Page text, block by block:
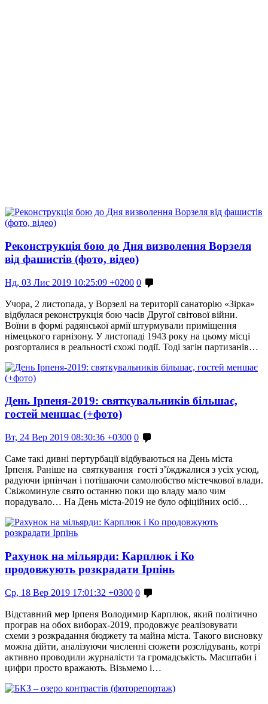
Реконструкція бою до Дня визволення Ворзеля
від фашистів (фото, відео)
Нд, 03 Лис 2019 10:25:09 +0200 0
Учора, 2 листопада, у Ворзелі на території санаторію «Зірка»
відбулася реконструкція бою часів Другої світової війни.
Воїни в формі радянської армії штурмували приміщення
німецького гарнізону. У листопаді 1943 року на цьому місці
розгорталися в реальності схожі події. Тоді загін партизанів…
День Ірпеня-2019: святкувальників більшає,
гостей меншає (+фото)
Вт, 24 Вер 2019 08:30:36 +0300 0
Саме такі дивні пертурбації відбуваються на День міста
Ірпеня. Раніше на святкування гості з’їжджалися з усіх усюд,
радуючи ірпінчан і потішаючи самолюбство містечкової влади.
Свіжоминуле свято останню поки що владу мало чим
порадувало… На День міста-2019 не було офіційних осіб…
Рахунок на мільярди: Карплюк і Ко
продовжують розкрадати Ірпінь
Ср, 18 Вер 2019 17:01:32 +0300 0
Відставний мер Ірпеня Володимир Карплюк, який політично
програв на обох виборах-2019, продовжує реалізовувати
схеми з розкрадання бюджету та майна міста. Такого висновку
можна дійти, аналізуючи численні сюжети розслідувань, котрі
активно проводили журналісти та громадськість. Масштаби і
цифри просто вражають. Візьмемо і…